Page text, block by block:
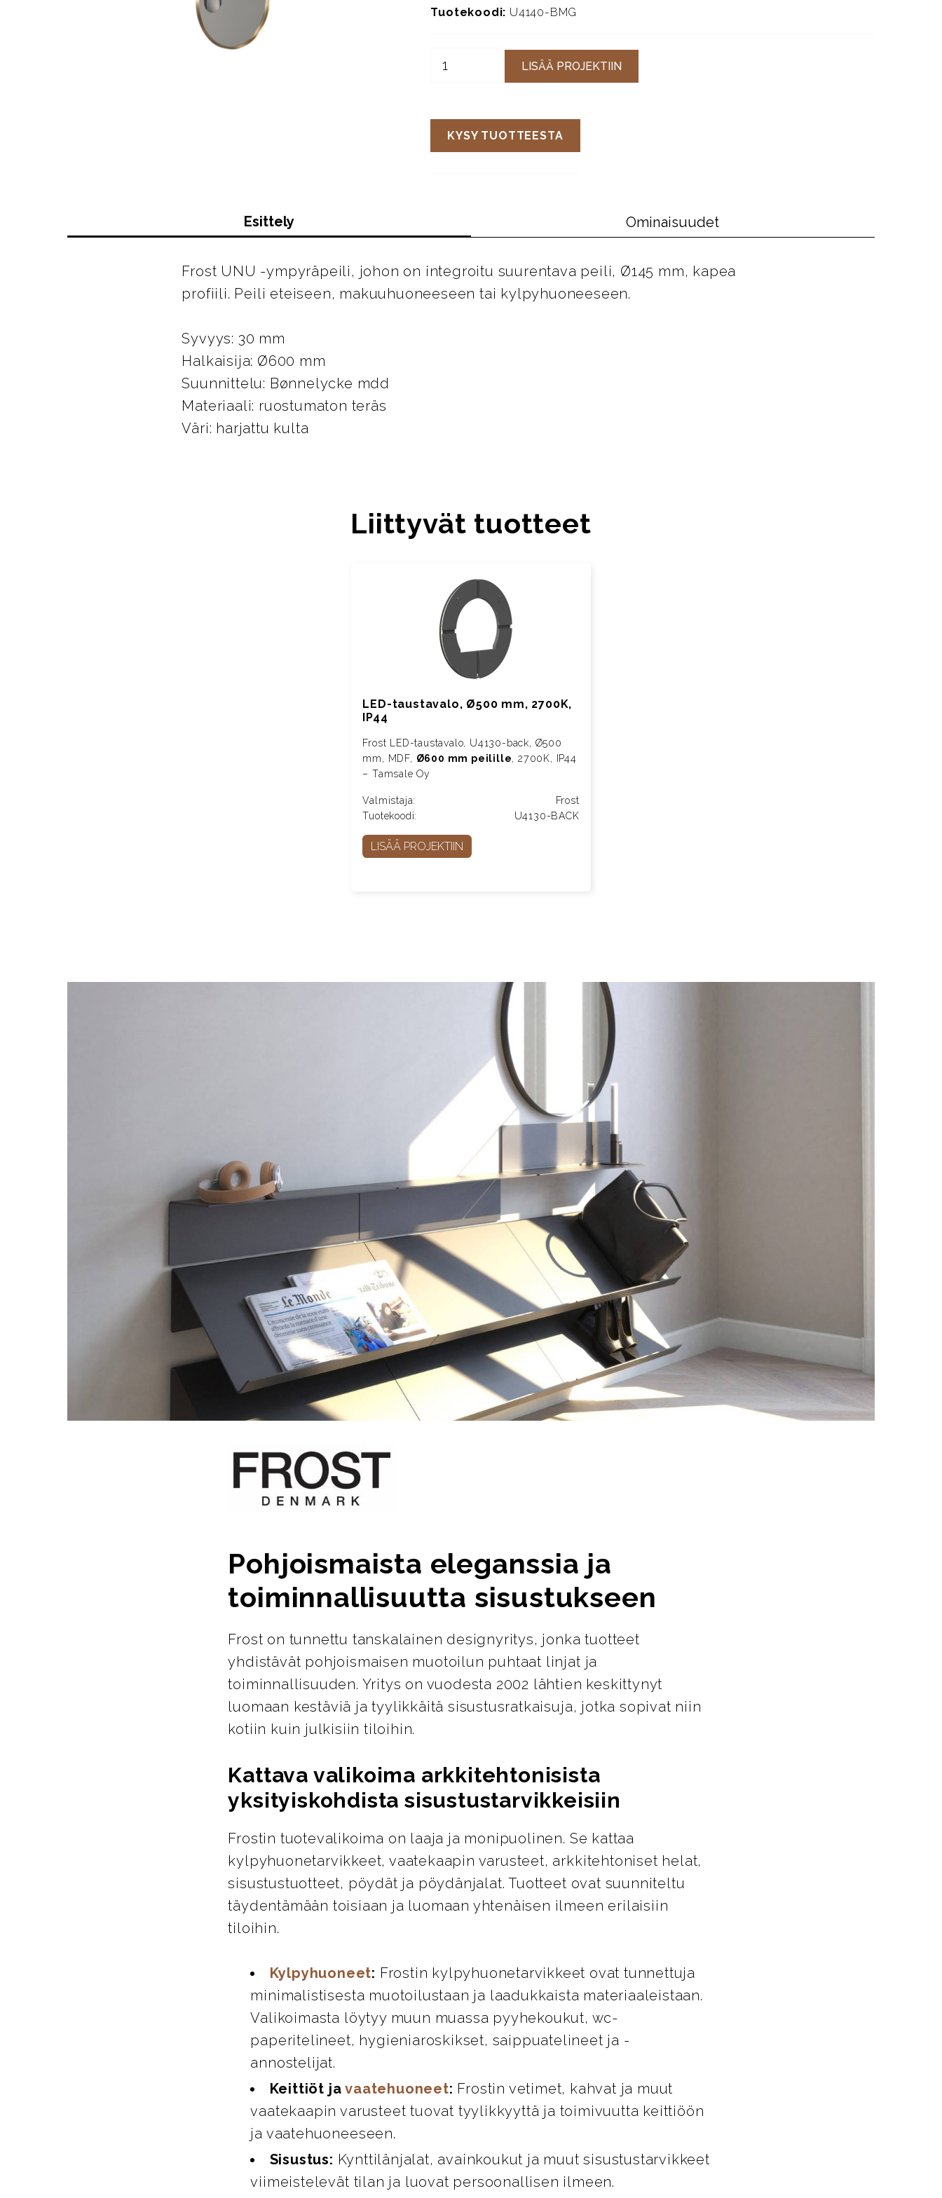
Tuotekoodi: U4140-BMG
LISÄÄ PROJEKTIIN
KYSY TUOTTEESTA
Esittely Ominaisuudet
Frost UNU -ympyräpeili, johon on integroitu suurentava peili, Ø145 mm, kapea
profiili. Peili eteiseen, makuuhuoneeseen tai kylpyhuoneeseen.
Syvyys: 30 mm
Halkaisija: Ø600 mm
Suunnittelu: Bønnelycke mdd
Materiaali: ruostumaton teräs
Väri: harjattu kulta
Liittyvät tuotteet
LED-taustavalo, Ø500 mm, 2700K,
IP44
Frost LED-taustavalo, U4130-back, Ø500
mm, MDF, Ø600 mm peilille, 2700K, IP44
– Tamsale Oy
Valmistaja:
Frost
Tuotekoodi:
U4130-BACK
LISÄÄ PROJEKTIIN
Pohjoismaista eleganssia ja
toiminnallisuutta sisustukseen
Frost on tunnettu tanskalainen designyritys, jonka tuotteet
yhdistävät pohjoismaisen muotoilun puhtaat linjat ja
toiminnallisuuden. Yritys on vuodesta 2002 lähtien keskittynyt
luomaan kestäviä ja tyylikkäitä sisustusratkaisuja, jotka sopivat niin
kotiin kuin julkisiin tiloihin.
Kattava valikoima arkkitehtonisista
yksityiskohdista sisustustarvikkeisiin
Frostin tuotevalikoima on laaja ja monipuolinen. Se kattaa
kylpyhuonetarvikkeet, vaatekaapin varusteet, arkkitehtoniset helat,
sisustustuotteet, pöydät ja pöydänjalat. Tuotteet ovat suunniteltu
täydentämään toisiaan ja luomaan yhtenäisen ilmeen erilaisiin
tiloihin.
Kylpyhuoneet: Frostin kylpyhuonetarvikkeet ovat tunnettuja
minimalistisesta muotoilustaan ja laadukkaista materiaaleistaan.
Valikoimasta löytyy muun muassa pyyhekoukut, wc-
paperitelineet, hygieniaroskikset, saippuatelineet ja -
annostelijat.
Keittiöt javaatehuoneet: Frostin vetimet, kahvat ja muut
vaatekaapin varusteet tuovat tyylikkyyttä ja toimivuutta keittiöön
ja vaatehuoneeseen.
Sisustus: Kynttilänjalat, avainkoukut ja muut sisustustarvikkeet
viimeistelevät tilan ja luovat persoonallisen ilmeen.